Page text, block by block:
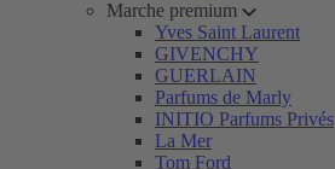
Marche premium
Yves Saint Laurent
GIVENCHY
GUERLAIN
Parfums de Marly
INITIO Parfums Privés
La Mer
Tom Ford